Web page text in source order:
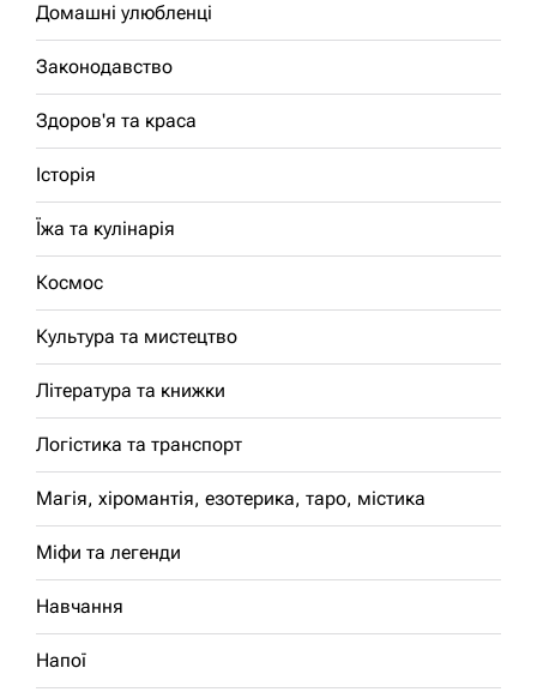
Домашні улюбленці
Законодавство
Здоров'я та краса
Історія
Їжа та кулінарія
Космос
Культура та мистецтво
Література та книжки
Логістика та транспорт
Магія, хіромантія, езотерика, таро, містика
Міфи та легенди
Навчання
Напої